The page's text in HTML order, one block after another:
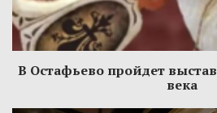
В Остафьево пройдет
века